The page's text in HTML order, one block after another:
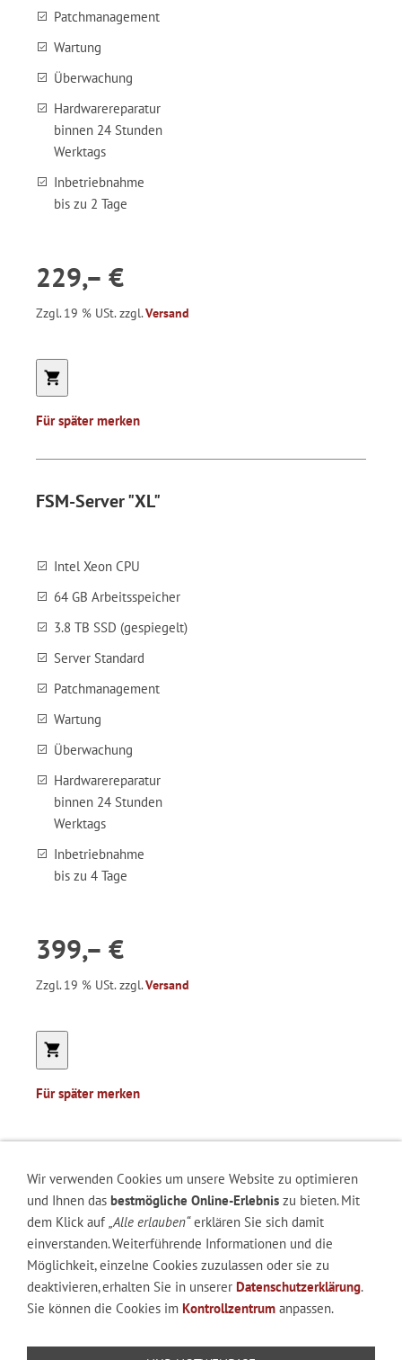
Patchmanagement
Wartung
Überwachung
Hardwarereparatur
binnen 24 Stunden
Werktags
Inbetriebnahme
bis zu 2 Tage
229,– €
Zzgl. 19 % USt. zzgl.Versand
Für später merken
FSM-Server "XL"
Intel Xeon CPU
64 GB Arbeitsspeicher
3.8 TB SSD (gespiegelt)
Server Standard
Patchmanagement
Wartung
Überwachung
Hardwarereparatur
binnen 24 Stunden
Werktags
Inbetriebnahme
bis zu 4 Tage
399,– €
Zzgl. 19 % USt. zzgl.Versand
Für später merken
RECHTLICHES
AGB
Widerrufsrecht
Versand & Zahlung
Datenschutzerklärung
Online Streitbeilegungsplattform
Haftungsauschluss
Wir verwenden Cookies um unsere Website zu optimieren
und Ihnen das bestmögliche Online-Erlebnis zu bieten. Mit
dem Klick auf „Alle erlauben“erklären Sie sich damit
einverstanden. Weiterführende Informationen und die
Möglichkeit, einzelne Cookies zuzulassen oder sie zu
deaktivieren, erhalten Sie in unserer Datenschutzerklärung.
Sie können die Cookies im Kontrollzentrum anpassen.